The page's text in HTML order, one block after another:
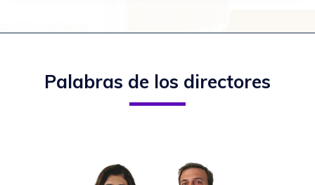
Palabras de los directores